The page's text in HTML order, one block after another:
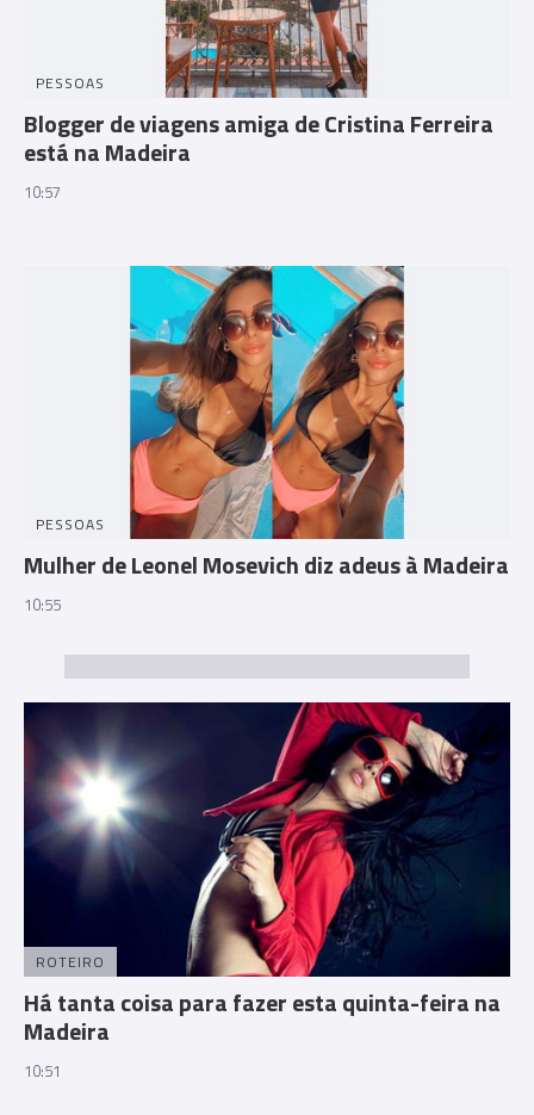
PESSOAS
Blogger de viagens amiga de Cristina Ferreira
está na Madeira
10:57
PESSOAS
Mulher de Leonel Mosevich diz adeus à Madeira
10:55
ROTEIRO
Há tanta coisa para fazer esta quinta-feira na
Madeira
10:51